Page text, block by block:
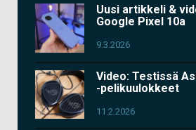
Uusi artikkeli &
Google Pixel 10a
9.3.2026
Video: Testissä
-pelikuulokkeet
11.2.2026